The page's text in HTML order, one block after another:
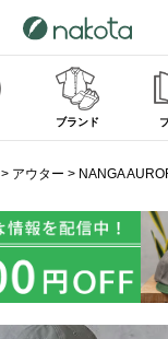
ブランド
アウター
NANGA